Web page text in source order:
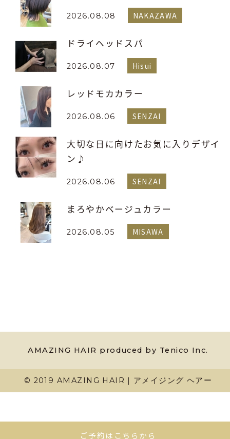
2026.08.08 NAKAZAWA
ドライヘッドスパ
2026.08.07 Hisui
レッドモカカラー
2026.08.06 SENZAI
大切な日に向けたお気に入りデザイ
ン♪
2026.08.06 SENZAI
まろやかベージュカラー
2026.08.05 MISAWA
AMAZING HAIR produced by Tenico Inc.
© 2019 AMAZING HAIR｜アメイジング ヘアー
ご予約はこちらから